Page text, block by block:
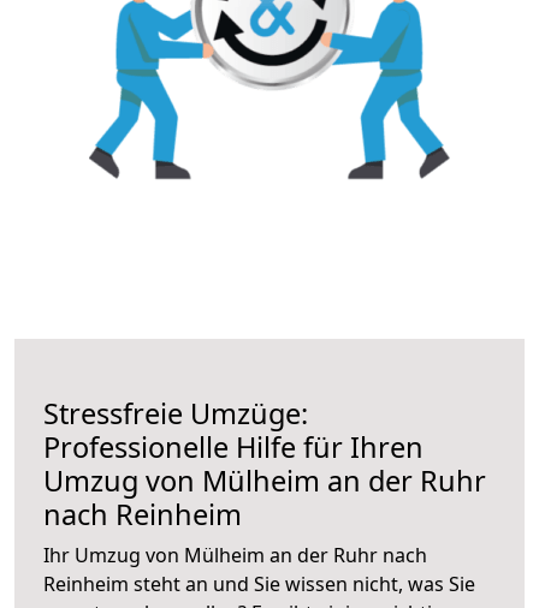
Stressfreie Umzüge:
Professionelle Hilfe für Ihren
Umzug von Mülheim an der Ruhr
nach Reinheim
Ihr Umzug von Mülheim an der Ruhr nach
Reinheim steht an und Sie wissen nicht, was Sie